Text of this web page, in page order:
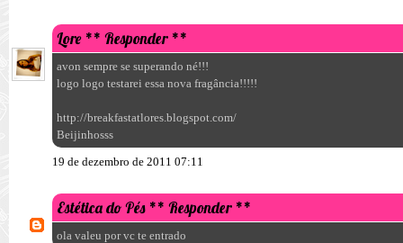
Lore ** Responder **
avon sempre se superando né!!!
logo logo testarei essa nova fragância!!!!!
http://breakfastatlores.blogspot.com/
Beijinhosss
19 de dezembro de 2011 07:11
Estética do Pés ** Responder **
ola valeu por vc te entrado